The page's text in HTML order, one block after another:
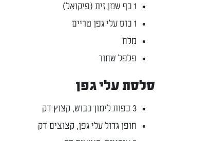
1 כף שמן זית (פיקואל)
1 כוס עלי גפן טריים
מלח
פלפל שחור
סלסת עלי גפן
3 כפות לימון כבוש, קצוץ דק
חופן גדול עלי גפן, קצוצים דק